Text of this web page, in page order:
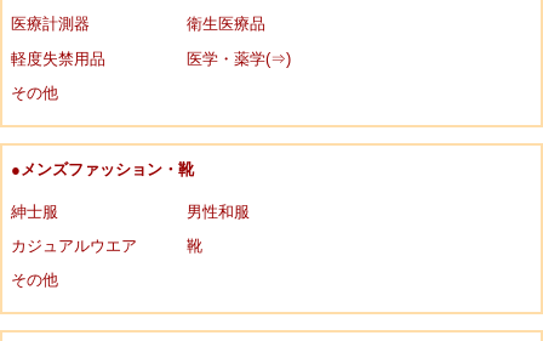
医療計測器
衛生医療品
軽度失禁用品
医学・薬学(⇒)
その他
●メンズファッション・靴
紳士服
男性和服
カジュアルウエア
靴
その他